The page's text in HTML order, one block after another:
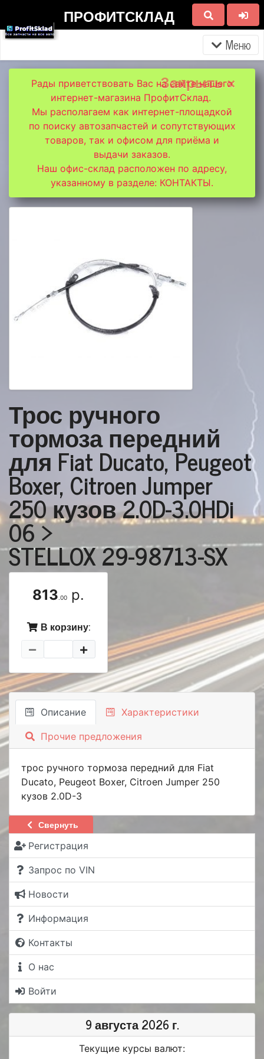
ПРОФИТСКЛАД
Меню
Закрыть ×
Рады приветствовать Вас на сайте нашего
интернет-магазина ПрофитСклад.
Мы располагаем как интернет-площадкой
по поиску автозапчастей и сопутствующих
товаров, так и офисом для приёма и
выдачи заказов.
Наш офис-склад расположен по адресу,
указанному в разделе: КОНТАКТЫ.
Свернуть
Регистрация
Запрос по VIN
Новости
Информация
Контакты
О нас
Войти
9 августа 2026 г.
Текущие курсы валют:
Трос ручного
тормоза передний
для Fiat Ducato, Peugeot
Boxer, Citroen Jumper
250 кузов 2.0D-3.0HDi
06 >
STELLOX 29-98713-SX
813.00р.
В корзину:
Описание Характеристики
Прочие предложения
трос ручного тормоза передний для Fiat
Ducato, Peugeot Boxer, Citroen Jumper 250
кузов 2.0D-3